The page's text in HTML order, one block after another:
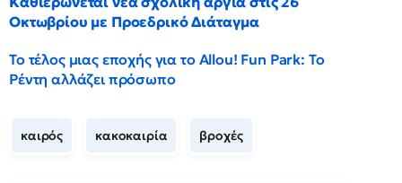
Οκτωβρίου με Προεδρικό Διάταγμα
Το τέλος μιας εποχής για το Allou! Fun Park: Το
Ρέντη αλλάζει πρόσωπο
καιρός κακοκαιρία βροχές